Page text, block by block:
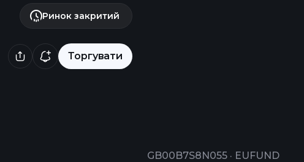
Торгувати
GB00B7S8N055 · EUFUND
Ринок закритий